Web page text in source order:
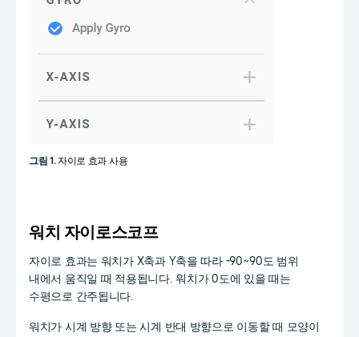
그림 1.자이로 효과 사용
워치 자이로스코프
자이로 효과는 워치가 X축과 Y축을 따라 -90~90도 범위
내에서 움직일 때 적용됩니다. 워치가 0도에 있을 때는
수평으로 간주됩니다.
워치가 시계 방향 또는 시계 반대 방향으로 이동할 때 모양이